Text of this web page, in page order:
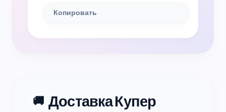
Копировать
🚚 Доставка Купер